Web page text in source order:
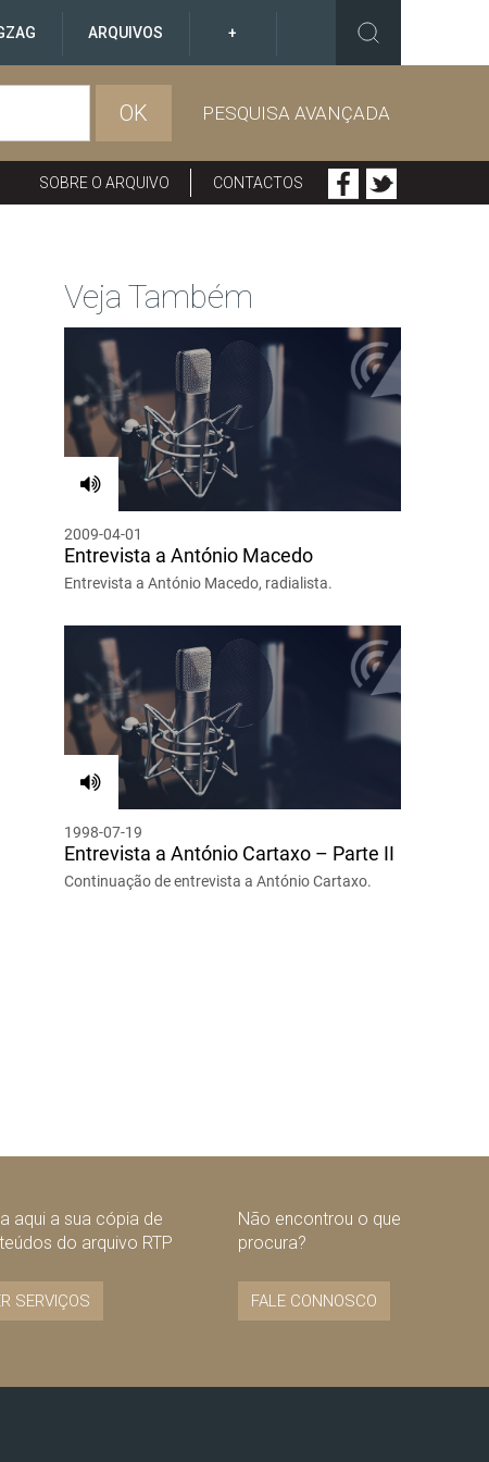
ARQUIVOS +
OK PESQUISA AVANÇADA
SOBRE O ARQUIVO CONTACTOS
Veja Também
2009-04-01
Entrevista a António Macedo
Entrevista a António Macedo, radialista.
1998-07-19
Entrevista a António Cartaxo – Parte II
Continuação de entrevista a António Cartaxo.
aqui a sua cópia de
do arquivo RTP
SERVIÇOS
Não encontrou o que
procura?
FALE CONNOSCO